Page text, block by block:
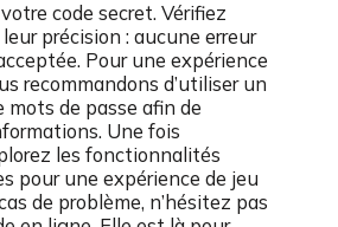
code secret. Vérifiez
précision : aucune erreur
Pour une expérience
recommandons d’utiliser un
mots de passe afin de
Une fois
les fonctionnalités
pour une expérience de jeu
de problème, n’hésitez pas